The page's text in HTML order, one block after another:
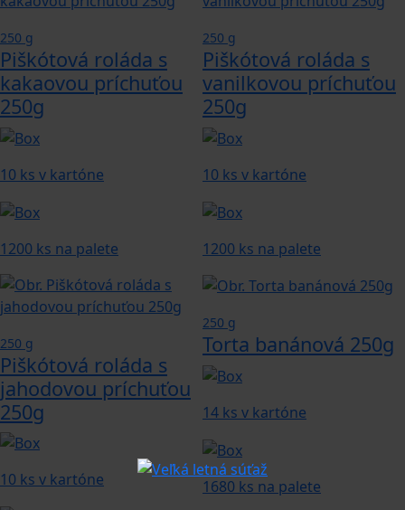
250 g
Piškótová roláda s
kakaovou príchuťou
250g
10 ks v kartóne
1200 ks na palete
250 g
Piškótová roláda s
vanilkovou príchuťou
250g
10 ks v kartóne
1200 ks na palete
250 g
Piškótová roláda s
jahodovou príchuťou
250g
10 ks v kartóne
250 g
Torta banánová 250g
14 ks v kartóne
1680 ks na palete